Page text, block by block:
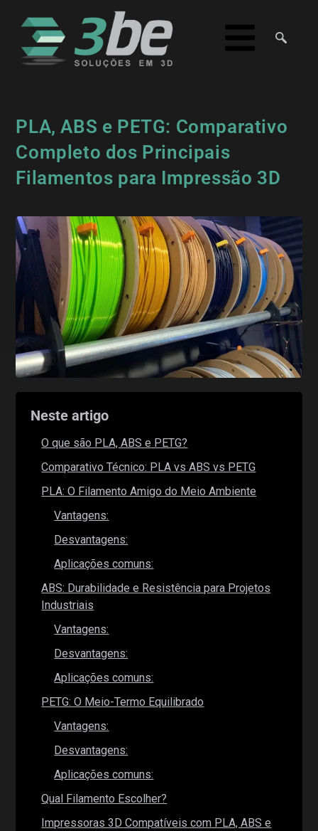
PLA, ABS e PETG: Comparativo
Completo dos Principais
Filamentos para Impressão 3D
Neste artigo
O que são PLA, ABS e PETG?
Comparativo Técnico: PLA vs ABS vs PETG
PLA: O Filamento Amigo do Meio Ambiente
Vantagens:
Desvantagens:
Aplicações comuns:
ABS: Durabilidade e Resistência para Projetos
Industriais
Vantagens:
Desvantagens:
Aplicações comuns:
PETG: O Meio-Termo Equilibrado
Vantagens:
Desvantagens:
Aplicações comuns:
Qual Filamento Escolher?
Impressoras 3D Compatíveis com PLA, ABS e